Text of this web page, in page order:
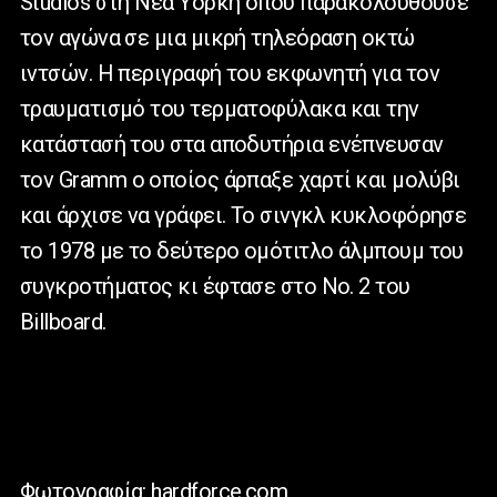
τον αγώνα σε μια μικρή τηλεόραση οκτώ
ιντσών. Η περιγραφή του εκφωνητή για τον
τραυματισμό του τερματοφύλακα και την
κατάστασή του στα αποδυτήρια ενέπνευσαν
τον Gramm o οποίος άρπαξε χαρτί και μολύβι
και άρχισε να γράφει. Το σινγκλ κυκλοφόρησε
το 1978 με το δεύτερο ομότιτλο άλμπουμ του
συγκροτήματος κι έφτασε στο Νο. 2 του
Billboard.
Φωτογραφία: hardforce.com